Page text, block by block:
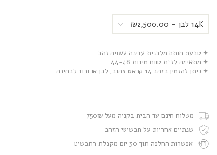
✦ טבעת חותם מלבנית עדינה עשויה זהב
✦ מתאימה לזרת טווח מידות 44-48
✦ ניתן להזמין בזהב 14 קראט צהוב, לבן או ורוד לבחירה
משלוח חינם עד הבית בקניה מעל 750₪
שנתיים אחריות על תכשיטי הזהב
אפשרות החלפה תוך 30 יום מקבלת התכשיט